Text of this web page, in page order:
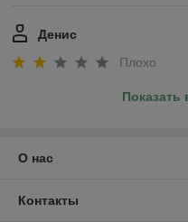
Денис
Плохо
Показать
О нас
Контакты